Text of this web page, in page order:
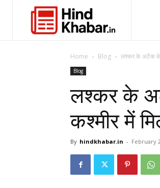
Home Blog लश्कर के अटैक के
Blog
लश्कर के
कश्मीर में
By hindkhabar.in - February